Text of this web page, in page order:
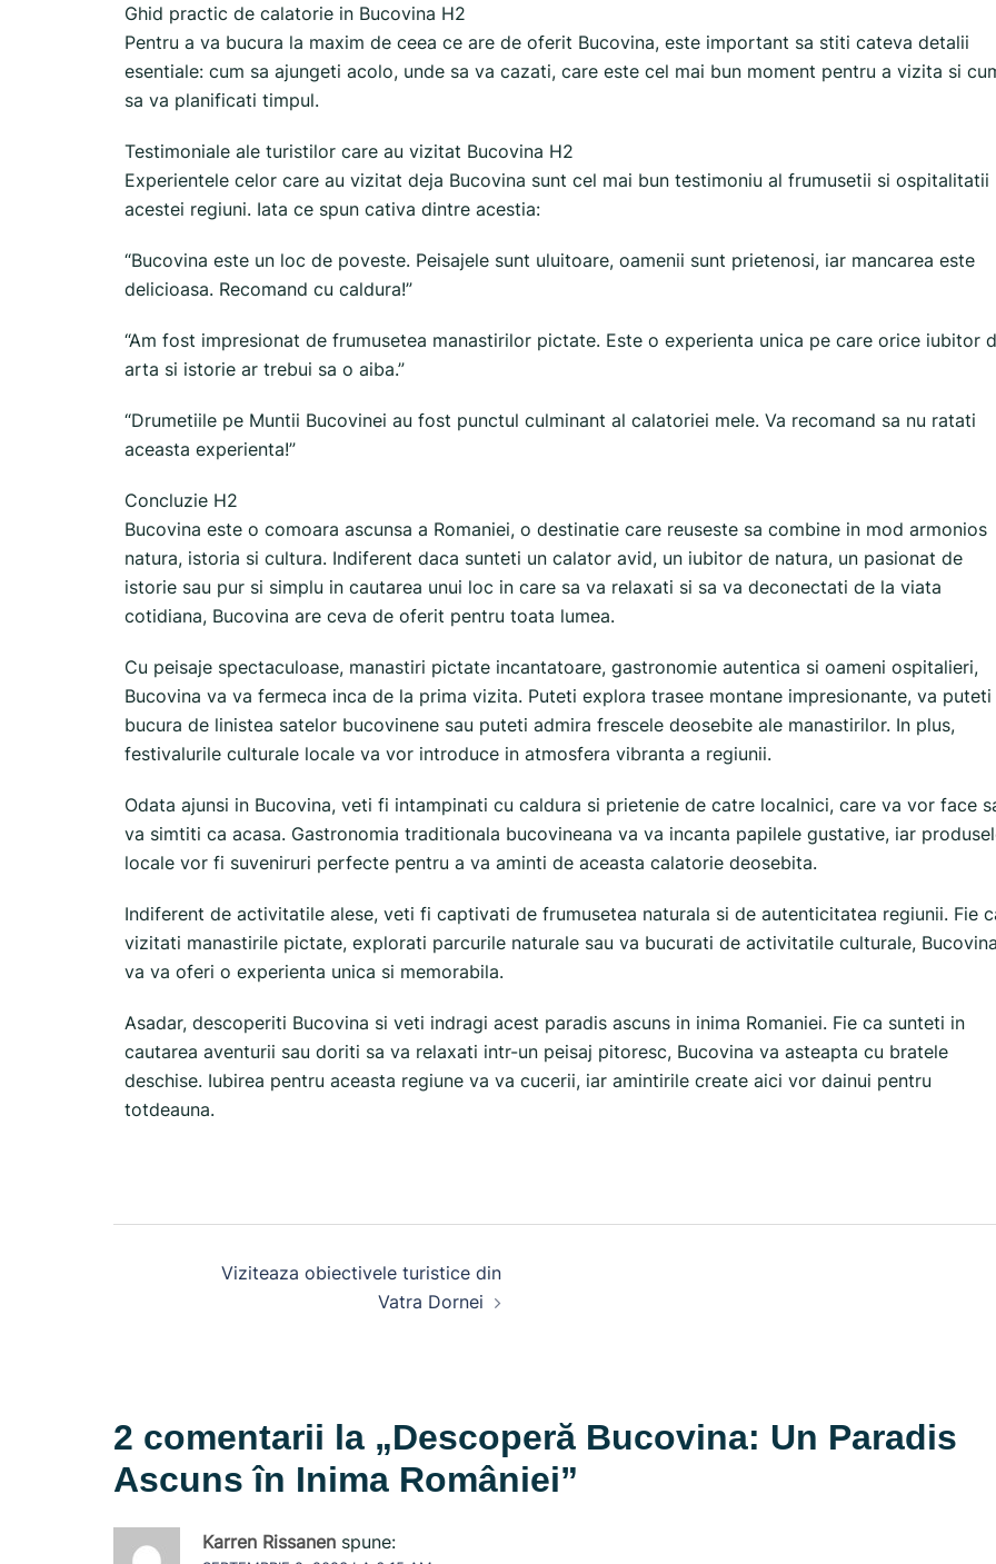
Ghid practic de calatorie in Bucovina H2
Pentru a va bucura la maxim de ceea ce are de oferit Bucovina, este important sa stiti cateva detalii
esentiale: cum sa ajungeti acolo, unde sa va cazati, care este cel mai bun moment pentru a vizita si
sa va planificati timpul.
Testimoniale ale turistilor care au vizitat Bucovina H2
Experientele celor care au vizitat deja Bucovina sunt cel mai bun testimoniu al frumusetii si ospitalitatii
acestei regiuni. Iata ce spun cativa dintre acestia:
“Bucovina este un loc de poveste. Peisajele sunt uluitoare, oamenii sunt prietenosi, iar mancarea este
delicioasa. Recomand cu caldura!”
“Am fost impresionat de frumusetea manastirilor pictate. Este o experienta unica pe care orice iubitor
arta si istorie ar trebui sa o aiba.”
“Drumetiile pe Muntii Bucovinei au fost punctul culminant al calatoriei mele. Va recomand sa nu ratati
aceasta experienta!”
Concluzie H2
Bucovina este o comoara ascunsa a Romaniei, o destinatie care reuseste sa combine in mod armonios
natura, istoria si cultura. Indiferent daca sunteti un calator avid, un iubitor de natura, un pasionat de
istorie sau pur si simplu in cautarea unui loc in care sa va relaxati si sa va deconectati de la viata
cotidiana, Bucovina are ceva de oferit pentru toata lumea.
Cu peisaje spectaculoase, manastiri pictate incantatoare, gastronomie autentica si oameni ospitalieri,
Bucovina va va fermeca inca de la prima vizita. Puteti explora trasee montane impresionante, va puteti
bucura de linistea satelor bucovinene sau puteti admira frescele deosebite ale manastirilor. In plus,
festivalurile culturale locale va vor introduce in atmosfera vibranta a regiunii.
Odata ajunsi in Bucovina, veti fi intampinati cu caldura si prietenie de catre localnici, care va vor face
va simtiti ca acasa. Gastronomia traditionala bucovineana va va incanta papilele gustative, iar
locale vor fi suveniruri perfecte pentru a va aminti de aceasta calatorie deosebita.
Indiferent de activitatile alese, veti fi captivati de frumusetea naturala si de autenticitatea regiunii. Fie
vizitati manastirile pictate, explorati parcurile naturale sau va bucurati de activitatile culturale,
va va oferi o experienta unica si memorabila.
Asadar, descoperiti Bucovina si veti indragi acest paradis ascuns in inima Romaniei. Fie ca sunteti in
cautarea aventurii sau doriti sa va relaxati intr-un peisaj pitoresc, Bucovina va asteapta cu bratele
deschise. Iubirea pentru aceasta regiune va va cucerii, iar amintirile create aici vor dainui pentru
totdeauna.
Viziteaza obiectivele turistice din
Vatra Dornei
2 comentarii la „Descoperă Bucovina: Un Paradis
Ascuns în Inima României”
Karren Rissanen spune: